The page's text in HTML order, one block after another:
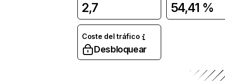
2,7 54,41 %
Coste del tráfico
Desbloquear